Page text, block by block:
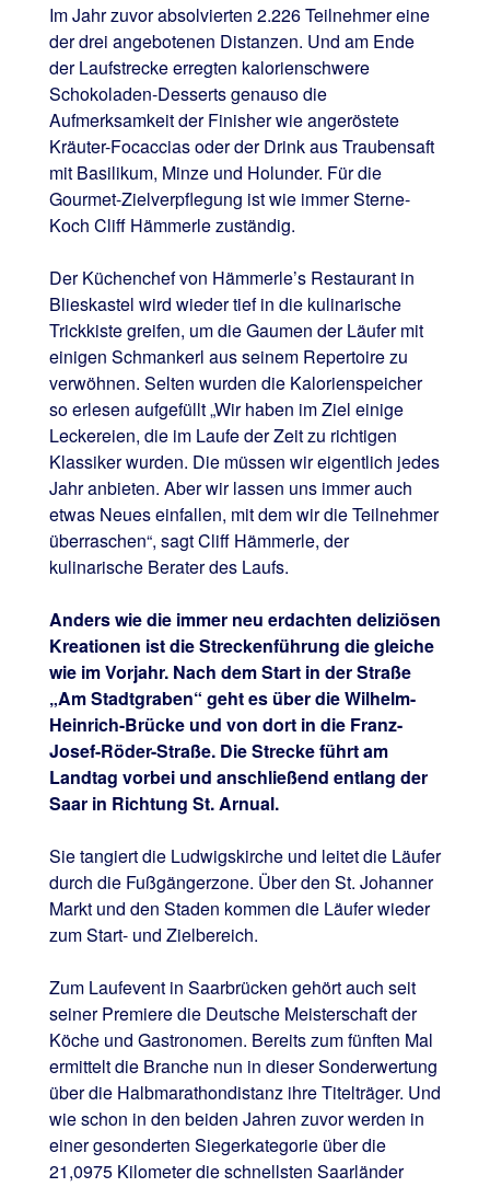
Im Jahr zuvor absolvierten 2.226 Teilnehmer eine
der drei angebotenen Distanzen. Und am Ende
der Laufstrecke erregten kalorienschwere
Schokoladen-Desserts genauso die
Aufmerksamkeit der Finisher wie angeröstete
Kräuter-Focaccias oder der Drink aus Traubensaft
mit Basilikum, Minze und Holunder. Für die
Gourmet-Zielverpflegung ist wie immer Sterne-
Koch Cliff Hämmerle zuständig.
Der Küchenchef von Hämmerle’s Restaurant in
Blieskastel wird wieder tief in die kulinarische
Trickkiste greifen, um die Gaumen der Läufer mit
einigen Schmankerl aus seinem Repertoire zu
verwöhnen. Selten wurden die Kalorienspeicher
so erlesen aufgefüllt „Wir haben im Ziel einige
Leckereien, die im Laufe der Zeit zu richtigen
Klassiker wurden. Die müssen wir eigentlich jedes
Jahr anbieten. Aber wir lassen uns immer auch
etwas Neues einfallen, mit dem wir die Teilnehmer
überraschen“, sagt Cliff Hämmerle, der
kulinarische Berater des Laufs.
Anders wie die immer neu erdachten deliziösen
Kreationen ist die Streckenführung die gleiche
wie im Vorjahr. Nach dem Start in der Straße
„Am Stadtgraben“ geht es über die Wilhelm-
Heinrich-Brücke und von dort in die Franz-
Josef-Röder-Straße. Die Strecke führt am
Landtag vorbei und anschließend entlang der
Saar in Richtung St. Arnual.
Sie tangiert die Ludwigskirche und leitet die Läufer
durch die Fußgängerzone. Über den St. Johanner
Markt und den Staden kommen die Läufer wieder
zum Start- und Zielbereich.
Zum Laufevent in Saarbrücken gehört auch seit
seiner Premiere die Deutsche Meisterschaft der
Köche und Gastronomen. Bereits zum fünften Mal
ermittelt die Branche nun in dieser Sonderwertung
über die Halbmarathondistanz ihre Titelträger. Und
wie schon in den beiden Jahren zuvor werden in
einer gesonderten Siegerkategorie über die
21,0975 Kilometer die schnellsten Saarländer